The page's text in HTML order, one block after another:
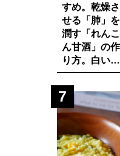
すめ。乾燥さ
せる「肺」を
潤す「れんこ
ん甘酒」の作
り方。白い食
材でカラダを
養おう。
7